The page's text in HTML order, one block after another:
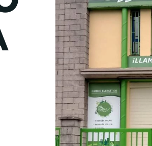
Madrid 2026 2 -08
de octubre
Castilla-La Mancha
22 de octubre
Barcelona 2026 2 -
05 de noviembre